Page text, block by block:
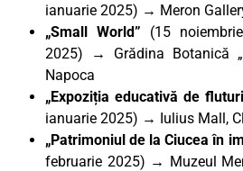
ianuarie 2025) → Meron
„Small World” (15
2025) → Grădina Botanică
Napoca
„Expoziția educativă de
ianuarie 2025) → Iulius Mall,
„Patrimoniul de la Ciucea în
februarie 2025) → Muzeul